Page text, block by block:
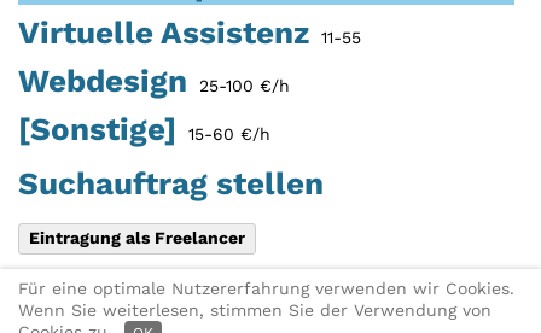
Virtuelle Assistenz 11-55
Webdesign 25-100 €/h
[Sonstige] 15-60 €/h
Suchauftrag stellen
Eintragung als Freelancer
Diese Seite teilen: X
Link per E-
Mail
Für eine optimale Nutzererfahrung verwenden wir Cookies.
Wenn Sie weiterlesen, stimmen Sie der Verwendung von